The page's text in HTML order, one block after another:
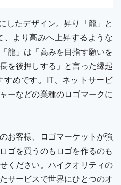
したデザイン。昇り「龍」と
より高みへ上昇するような
龍」は「高みを目指す願いを
を後押しする」と言った縁起
めです。IT、ネットサービ
ーなどの業種のロゴマークに
お客様、ロゴマーケットが強
ゴを買うのもロゴを作るのも
ください。ハイクオリティの
サービスで世界にひとつのオ